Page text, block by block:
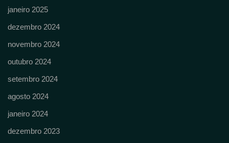
janeiro 2025
dezembro 2024
novembro 2024
outubro 2024
setembro 2024
agosto 2024
janeiro 2024
dezembro 2023